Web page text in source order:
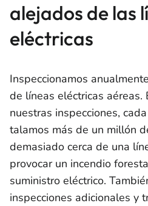
alejados de las
eléctricas
Inspeccionamos
de líneas eléctricas aéreas.
nuestras inspecciones,
talamos más de un millón
demasiado cerca de una
provocar un incendio
suministro eléctrico.
inspecciones adicionales y